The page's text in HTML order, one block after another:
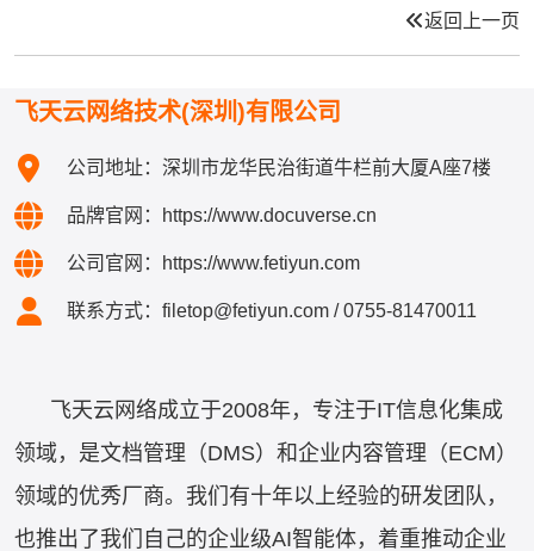
返回上一页
飞天云网络技术(深圳)有限公司
公司地址：深圳市龙华民治街道牛栏前大厦A座7楼
品牌官网： https://www.docuverse.cn
公司官网： https://www.fetiyun.com
联系方式： filetop@fetiyun.com / 0755-81470011
飞天云网络成立于2008年，专注于IT信息化集成
领域，是文档管理（DMS）和企业内容管理（ECM）
领域的优秀厂商。我们有十年以上经验的研发团队，
也推出了我们自己的企业级AI智能体，着重推动企业